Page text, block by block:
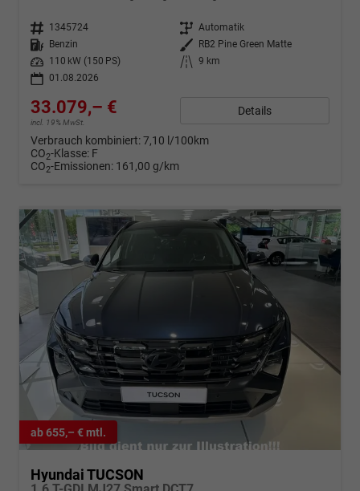
Fahrzeugnr. 1345724 Getriebe Automatik
Kraftstoff
Benzin Außenfarbe
RB2 Pine Green Matte
Leistung
110 kW (150 PS) Kilometerstand
9 km
01.08.2026
33.079,– €
incl. 19% MwSt.
Details
Verbrauch kombiniert:7,10 l/100km
CO2-Klasse: F
CO2-Emissionen: 161,00 g/km
ab 655,– € mtl.
Hyundai TUCSON